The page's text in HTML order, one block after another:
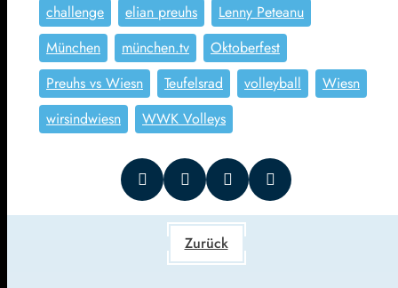
challenge elian preuhs
Lenny Peteanu
München
münchen.tv
Oktoberfest
Preuhs vs Wiesn
Teufelsrad volleyball
Wiesn
wirsindwiesn
WWK Volleys
Zurück